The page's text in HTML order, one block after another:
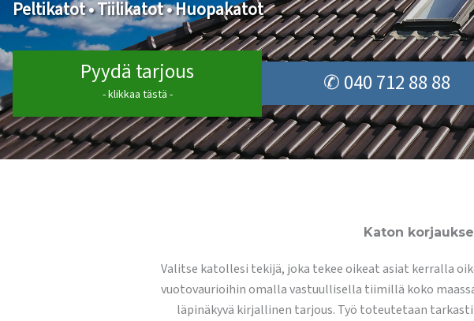
Peltikatot • Tiilikatot • Huopakatot
Pyydä tarjous
- klikkaa tästä - ✆ 040 712 88 88
Katon
Valitse katollesi tekijä, joka tekee oikeat asiat kerralla
vuotovaurioihin omalla vastuullisella tiimillä koko
läpinäkyvä kirjallinen tarjous. Työ toteutetaan